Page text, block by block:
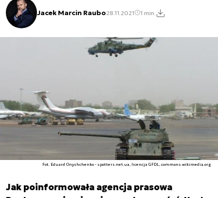
Jacek Marcin Raubo28.11.2021 1 min.
Fot. Eduard Onyshchenko - spotters.net.ua, licencja GFDL, commons.wikimedia.org
Jak poinformowała agencja prasowa